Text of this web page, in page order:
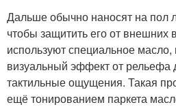
Дальше обычно наносят на пол
чтобы защитить его от внешних
используют специальное масло,
визуальный эффект от рельефа
тактильные ощущения. Такая
ещё тонированием паркета